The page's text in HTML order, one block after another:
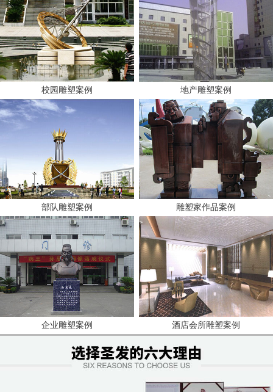
校园雕塑案例
部队雕塑案例
企业雕塑案例
地产雕塑案例
雕塑家作品案例
酒店会所雕塑案例